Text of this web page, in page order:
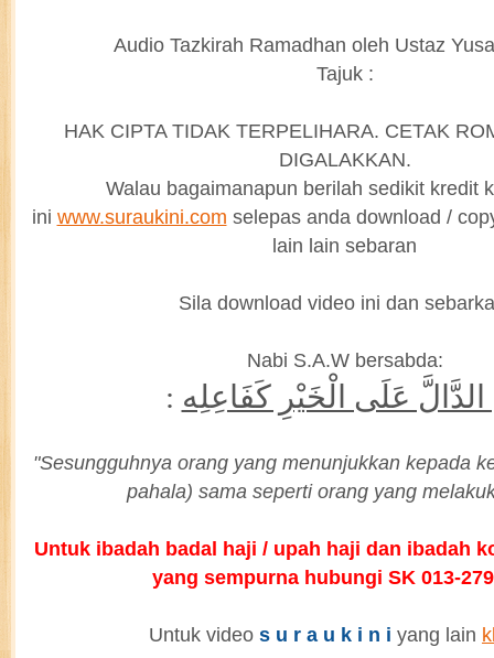
Audio Tazkirah Ramadhan oleh Ustaz
Tajuk :
HAK CIPTA TIDAK TERPELIHARA. CETAK
DIGALAKKAN.
Walau bagaimanapun berilah sedikit kredit
ini www.suraukini.com selepas anda download /
lain lain sebaran
Sila download video ini dan
Nabi S.A.W bersabda:
: عَلَى الْخَيْرِ كَفَاعِلِه
"Sesungguhnya orang yang menunjukkan kepada
pahala) sama seperti orang yang
Untuk ibadah badal haji / upah haji dan ibadah
yang sempurna hubungi SK 013-
Untuk video s u r a u k i n i yang lain